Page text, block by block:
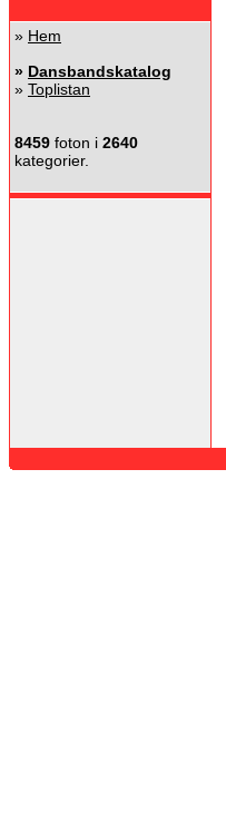
» Hem
» Dansbandskatalog
» Toplistan
8459 foton i 2640
kategorier.